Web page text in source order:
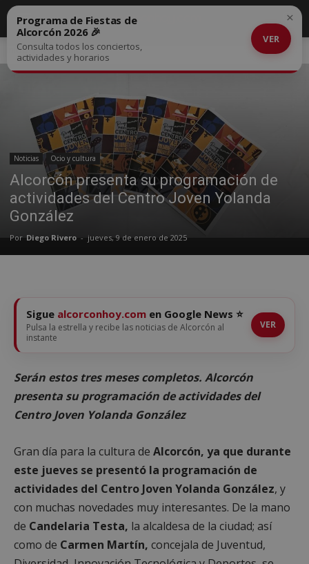
Inicio Noticias
Noticias Ocio y cultura
Alcorcón presenta su programación de
actividades del Centro Joven Yolanda
González
Por Diego Rivero - jueves, 9 de enero de 2025
Programa de Fiestas de
Alcorcón 2026 🎉
Consulta todos los conciertos,
actividades y horarios
VER
×
Sigue alcorconhoy.com en Google News ⭐
Pulsa la estrella y recibe las noticias de Alcorcón al
instante
VER
Serán estos tres meses completos. Alcorcón
presenta su programación de actividades del
Centro Joven Yolanda González
Gran día para la cultura de Alcorcón, ya que durante
este jueves se presentó la programación de
actividades del Centro Joven Yolanda González, y
con muchas novedades muy interesantes. De la mano
de Candelaria Testa, la alcaldesa de la ciudad; así
como de Carmen Martín, concejala de Juventud,